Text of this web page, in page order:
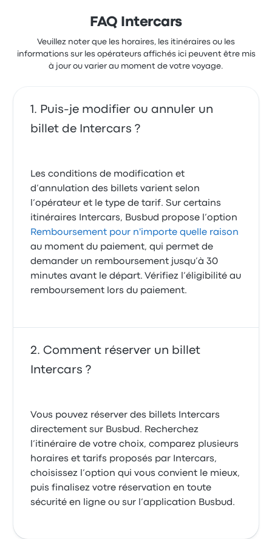
FAQ Intercars
Veuillez noter que les horaires, les itinéraires ou les
informations sur les opérateurs affichés ici peuvent être mis
à jour ou varier au moment de votre voyage.
Puis-je modifier ou annuler un
billet de Intercars ?
Les conditions de modification et
d’annulation des billets varient selon
l’opérateur et le type de tarif. Sur certains
itinéraires Intercars, Busbud propose l’option
Remboursement pour n'importe quelle raison
au moment du paiement, qui permet de
demander un remboursement jusqu’à 30
minutes avant le départ. Vérifiez l’éligibilité au
remboursement lors du paiement.
Comment réserver un billet
Intercars ?
Vous pouvez réserver des billets Intercars
directement sur Busbud. Recherchez
l’itinéraire de votre choix, comparez plusieurs
horaires et tarifs proposés par Intercars,
choisissez l’option qui vous convient le mieux,
puis finalisez votre réservation en toute
sécurité en ligne ou sur l’application Busbud.